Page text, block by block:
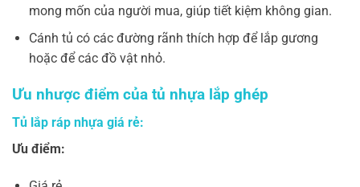
mong mốn của người mua, giúp tiết kiệm không gian.
Cánh tủ có các đường rãnh thích hợp để lắp gương
hoặc để các đồ vật nhỏ.
Ưu nhược điểm của tủ nhựa lắp ghép
Tủ lắp ráp nhựa giá rẻ:
Ưu điểm: